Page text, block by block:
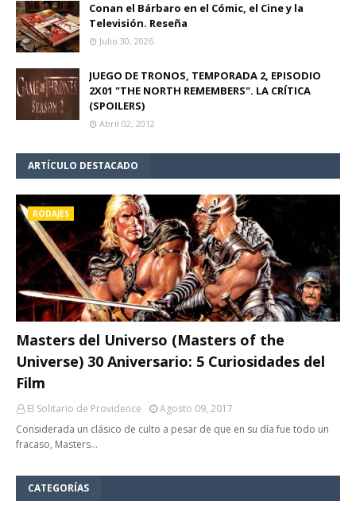
Conan el Bárbaro en el Cómic, el Cine y la
Televisión. Reseña
Julio 30, 2026
JUEGO DE TRONOS, TEMPORADA 2, EPISODIO
2X01 "THE NORTH REMEMBERS". LA CRÍTICA
(SPOILERS)
Abril 02, 2012
ARTÍCULO DESTACADO
RODAJES
Masters del Universo (Masters of the
Universe) 30 Aniversario: 5 Curiosidades del
Film
El Solitario de Providence
Agosto 09, 2017
Considerada un clásico de culto a pesar de que en su día fue todo un
fracaso, Masters…
CATEGORÍAS